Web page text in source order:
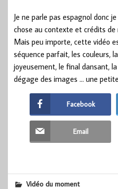
Je ne parle pas espagnol donc
chose au contexte et crédits de
Mais peu importe, cette vidéo
séquence parfait, les couleurs,
joyeusement, le final dansant,
dégage des images … une
Facebook
Email
Vidéo du moment